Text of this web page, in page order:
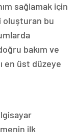
sağlamak için
oluşturan bu
bakım ve
en üst düzeye
ilk